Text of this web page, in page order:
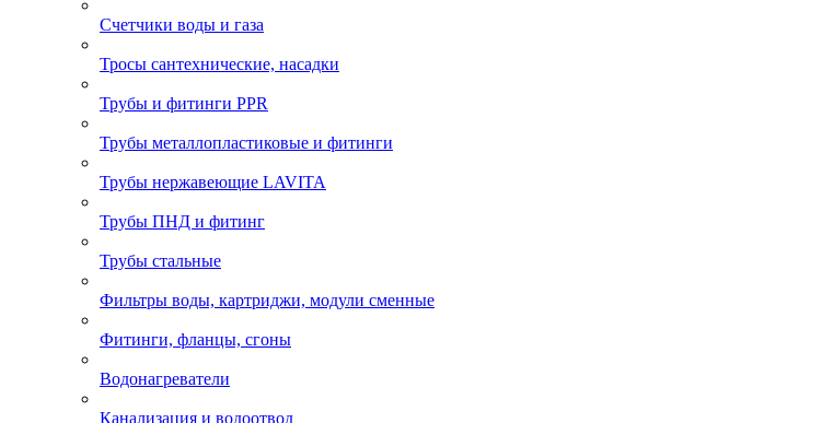
Счетчики воды и газа
Тросы сантехнические, насадки
Трубы и фитинги PPR
Трубы металлопластиковые и фитинги
Трубы нержавеющие LAVITA
Трубы ПНД и фитинг
Трубы стальные
Фильтры воды, картриджи, модули сменные
Фитинги, фланцы, сгоны
Водонагреватели
Канализация и водоотвод